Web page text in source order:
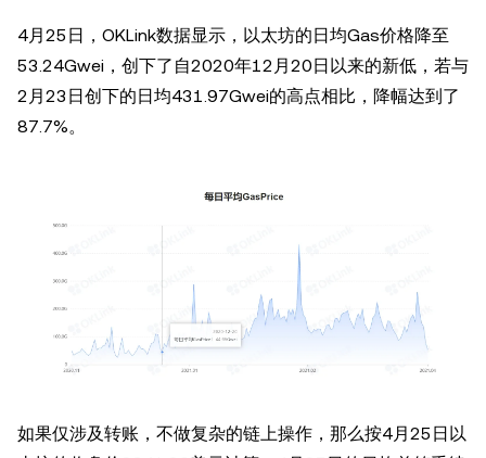
4月25日，OKLink数据显示，以太坊的日均Gas价格降至
53.24Gwei，创下了自2020年12月20日以来的新低，若与
2月23日创下的日均431.97Gwei的高点相比，降幅达到了
87.7%。
如果仅涉及转账，不做复杂的链上操作，那么按4月25日以